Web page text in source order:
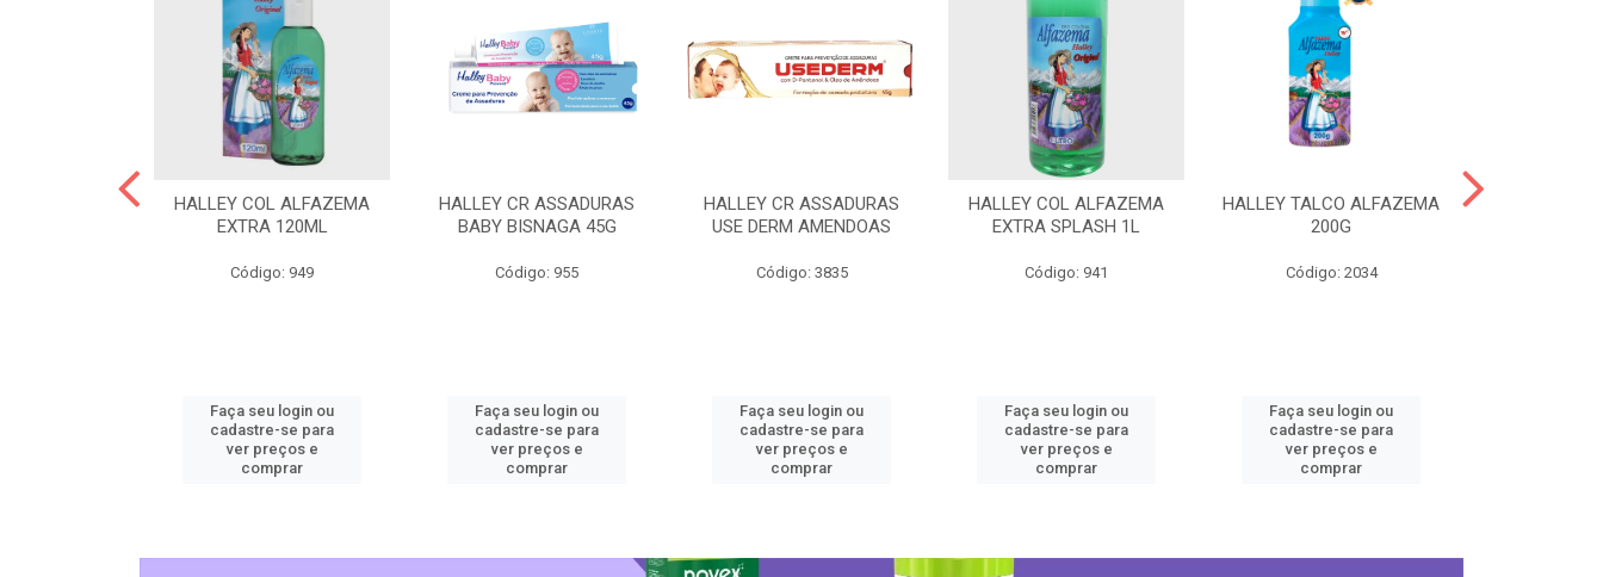
HALLEY COL ALFAZEMA
EXTRA 120ML
Código: 949
Faça seu login ou
cadastre-se para
ver preços e
comprar
HALLEY CR ASSADURAS
BABY BISNAGA 45G
Código: 955
Faça seu login ou
cadastre-se para
ver preços e
comprar
HALLEY CR ASSADURAS
USE DERM AMENDOAS
Código: 3835
Faça seu login ou
cadastre-se para
ver preços e
comprar
HALLEY COL ALFAZEMA
EXTRA SPLASH 1L
Código: 941
Faça seu login ou
cadastre-se para
ver preços e
comprar
HALLEY TALCO ALFAZEMA
200G
Código: 2034
Faça seu login ou
cadastre-se para
ver preços e
comprar